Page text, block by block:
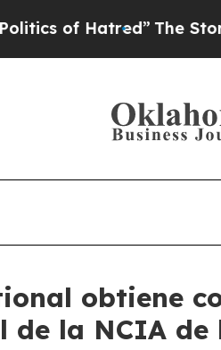
Hatred”The Story
obtiene
la NCIA de